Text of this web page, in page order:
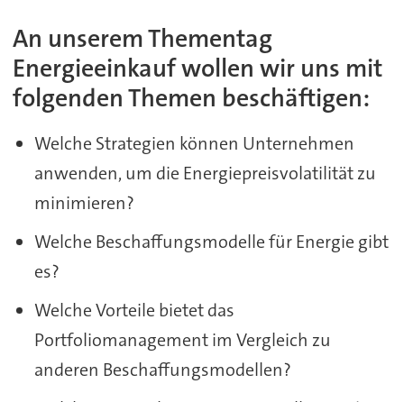
An unserem Thementag
Energieeinkauf wollen wir uns mit
folgenden Themen beschäftigen:
Welche Strategien können Unternehmen
anwenden, um die Energiepreisvolatilität zu
minimieren?
Welche Beschaffungsmodelle für Energie gibt
es?
Welche Vorteile bietet das
Portfoliomanagement im Vergleich zu
anderen Beschaffungsmodellen?